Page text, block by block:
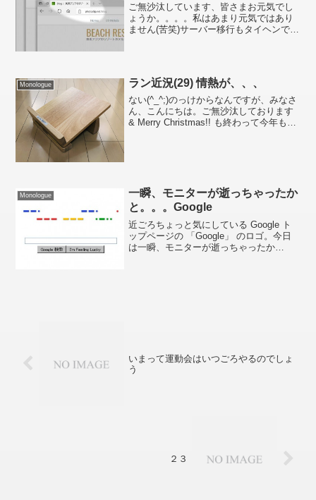
ご無沙汰しています、皆さまお元気でし
ょうか。。。。私はあまり元気ではあり
ません(苦笑)サーバー移行もタイヘンでし
Monologue ラン近況(29) 情熱が、、、
ない(^_^;)のっけからなんですが、みなさ
ん、こんにちは。ご無沙汰しております
& Merry Christmas!! も終わって今年もあ
Monologue
一瞬、モニターが逝っちゃったか
と。。。Google
近ごろちょっと気にしている Google ト
ップページの 「Google」 のロゴ。今日
は一瞬、モニターが逝っちゃったか
いまって運動会はいつごろやるのでしょ
う
２３